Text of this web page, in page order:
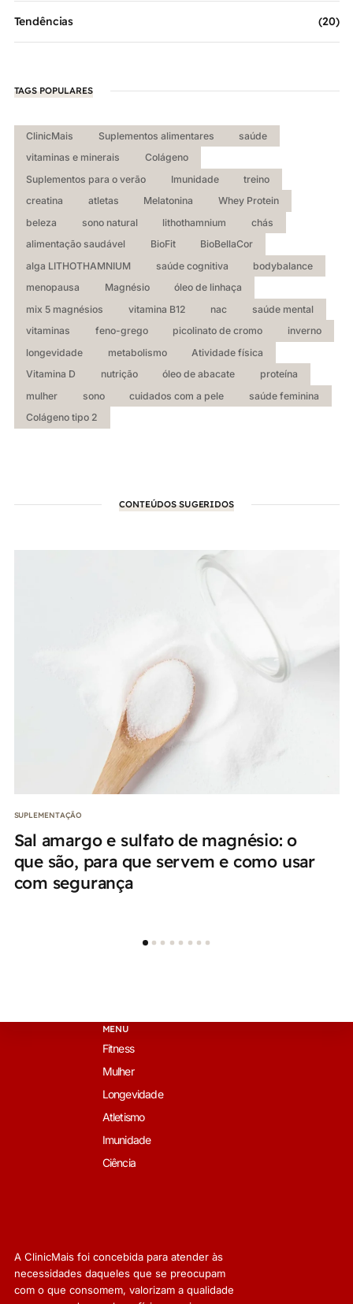
Tendências (20)
TAGS POPULARES
ClinicMais Suplementos alimentares
saúde
vitaminas e minerais
Colágeno
Suplementos para o verão
Imunidade
treino
creatina
atletas Melatonina
Whey Protein
beleza
sono natural lithothamnium
chás
alimentação saudável
BioFit
BioBellaCor
alga LITHOTHAMNIUM
saúde cognitiva
bodybalance
menopausa
Magnésio
óleo de linhaça
mix 5 magnésios
vitamina B12 nac
saúde mental
vitaminas
feno-grego picolinato de cromo
inverno
longevidade
metabolismo
Atividade física
Vitamina D
nutrição óleo de abacate
proteína
mulher
sono cuidados com a pele
saúde feminina
Colágeno tipo 2
CONTEÚDOS SUGERIDOS
SUPLEMENTAÇÃO
Sal amargo e sulfato de magnésio: o
que são, para que servem e como usar
com segurança
A ClinicMais foi concebida para atender às
necessidades daqueles que se preocupam
com o que consomem, valorizam a qualidade
MENU
Fitness
Mulher
Longevidade
Atletismo
Imunidade
Ciência